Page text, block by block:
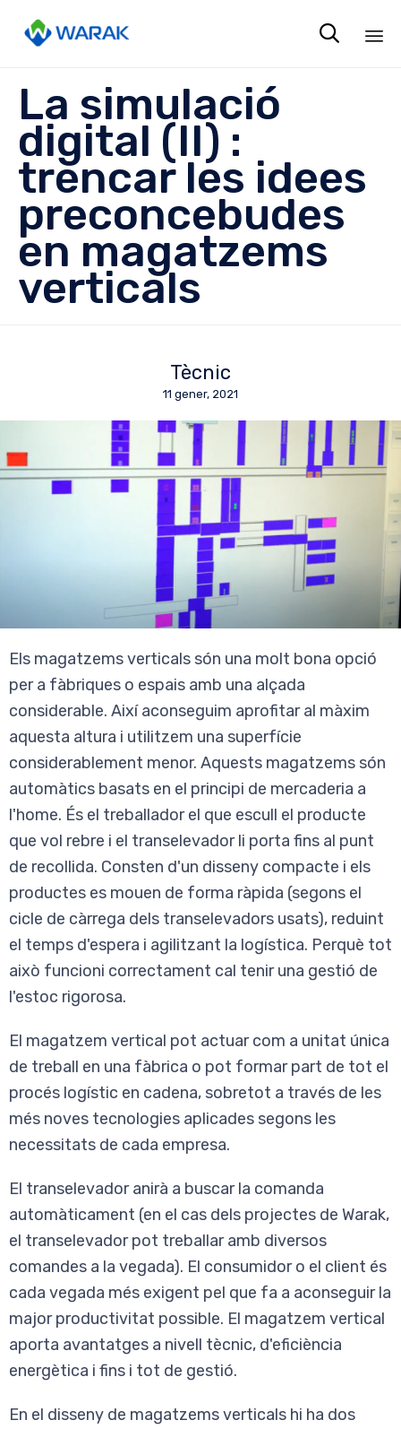

La simulació
digital (II) :
trencar les idees
preconcebudes
en magatzems
verticals
Tècnic
11 gener, 2021
Els magatzems verticals són una molt bona opció
per a fàbriques o espais amb una alçada
considerable. Així aconseguim aprofitar al màxim
aquesta altura i utilitzem una superfície
considerablement menor. Aquests magatzems són
automàtics basats en el principi de mercaderia a
l'home. És el treballador el que escull el producte
que vol rebre i el transelevador li porta fins al punt
de recollida. Consten d'un disseny compacte i els
productes es mouen de forma ràpida (segons el
cicle de càrrega dels transelevadors usats), reduint
el temps d'espera i agilitzant la logística. Perquè tot
això funcioni correctament cal tenir una gestió de
l'estoc rigorosa.
El magatzem vertical pot actuar com a unitat única
de treball en una fàbrica o pot formar part de tot el
procés logístic en cadena, sobretot a través de les
més noves tecnologies aplicades segons les
necessitats de cada empresa.
El transelevador anirà a buscar la comanda
automàticament (en el cas dels projectes de Warak,
el transelevador pot treballar amb diversos
comandes a la vegada). El consumidor o el client és
cada vegada més exigent pel que fa a aconseguir la
major productivitat possible. El magatzem vertical
aporta avantatges a nivell tècnic, d'eficiència
energètica i fins i tot de gestió.
En el disseny de magatzems verticals hi ha dos